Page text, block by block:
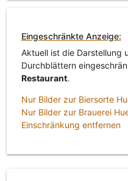
Eingeschränkte Anzeige:
Aktuell ist die Darstellung
Durchblättern
Restaurant.
Nur Bilder zur Biersorte
Nur Bilder zur Brauerei
Einschränkung entfernen